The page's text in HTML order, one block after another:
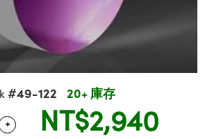
Optics |
系統
模組
#49-122 20+ 庫存
Selector
Use the plus and minus buttons to
+ NT$2,940